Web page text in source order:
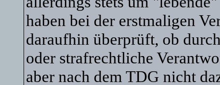
haben bei der erstmaligen
daraufhin überprüft, ob
oder strafrechtliche
aber nach dem TDG nicht